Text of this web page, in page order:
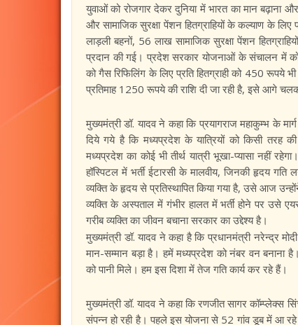
युवाओं को रोजगार देकर दुनिया में भारत का मान बढ़ाना
और सामाजिक सुरक्षा पेंशन हितग्राहियों के कल्याण के
लाड़ली बहनों, 56 लाख सामाजिक सुरक्षा पेंशन
प्रदान की गई। प्रदेश सरकार योजनाओं के संचालन में
को गैस रिफिलिंग के लिए प्रति हितग्राही को 450 रूपये
प्रतिमाह 1250 रूपये की राशि दी जा रही है, इसे आगे
मुख्यमंत्री डॉ. यादव ने कहा कि प्रयागराज महाकुम्भ के
दिये गये है कि मध्यप्रदेश के यात्रियों को किसी तरह
मध्यप्रदेश का कोई भी तीर्थ यात्री भूखा-प्यासा नहीं
हॉस्पिटल में भर्ती ईटारसी के मालवीय, जिनकी हृदय
व्यक्ति के हृदय से प्रतिस्थापित किया गया है, उसे आज
व्यक्ति के अस्पताल में गंभीर हालत में भर्ती होने पर उसे
गरीब व्यक्ति का जीवन बचाना सरकार का उद्देश्य है।
मुख्यमंत्री डॉ. यादव ने कहा है कि प्रधानमंत्री नरेन्द्र
मान-सम्मान बड़ा है। हमें मध्यप्रदेश को नंबर वन बनाना
को पानी मिले। हम इस दिशा में तेज गति कार्य कर रहे हैं।
मुख्यमंत्री डॉ. यादव ने कहा कि रणजीत सागर कॉम्प्लेक्स
संपन्न हो रही है। पहले इस योजना से 52 गांव डूब में आ रहे